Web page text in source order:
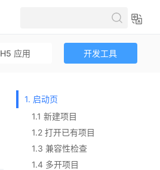
H5 应用 开发工具
1. 启动页
1.1 新建项目
1.2 打开已有项目
1.3 兼容性检查
1.4 多开项目